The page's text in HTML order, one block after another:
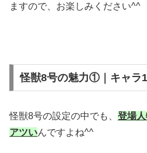
ますので、お楽しみください^^
怪獣8号の魅力①｜キャラ1
怪獣8号の設定の中でも、 登場
アツいんですよね^^